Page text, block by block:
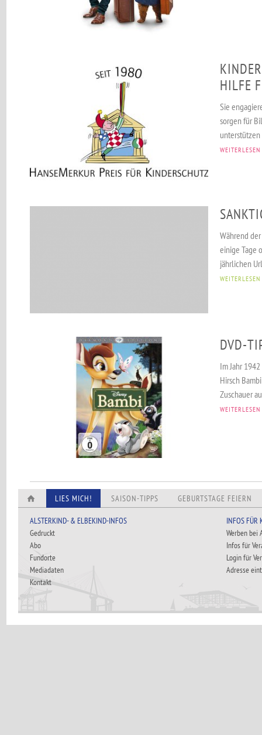
HILFE
Sie
sorgen für
WEITERLESEN
Während
einige Tage
jährlichen
WEITERLESEN
DVD-
Im Jahr
Hirsch
Zuschauer
WEITERLESEN
LIES MICH! SAISON-TIPPS GEBURTSTAGE FEIERN
ALSTERKIND- & ELBEKIND-INFOS
Gedruckt
Abo
Fundorte
Mediadaten
Kontakt
INFOS FÜR
Werben bei
Infos für
Login für
Adresse